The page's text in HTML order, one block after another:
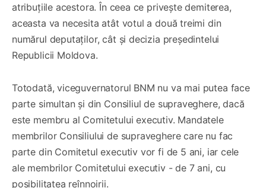
atribuțiile acestora. În ceea ce privește demiterea,
aceasta va necesita atât votul a două treimi din
numărul deputaților, cât și decizia președintelui
Republicii Moldova.
Totodată, viceguvernatorul BNM nu va mai putea face
parte simultan și din Consiliul de supraveghere, dacă
este membru al Comitetului executiv. Mandatele
membrilor Consiliului de supraveghere care nu fac
parte din Comitetul executiv vor fi de 5 ani, iar cele
ale membrilor Comitetului executiv - de 7 ani, cu
posibilitatea reînnoirii.